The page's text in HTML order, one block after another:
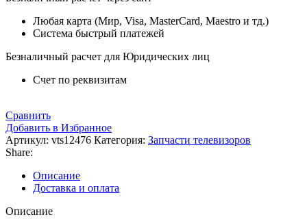
Любая карта (Мир, Visa, MasterCard, Maestro и тд.)
Система быстрый платежей
Безналичный расчет для Юридических лиц
Счет по реквизитам
Сравнить
Добавить в Избранное
Артикул: vts12476 Категория: Запчасти телевизоров
Share:
Описание
Доставка и оплата
Описание